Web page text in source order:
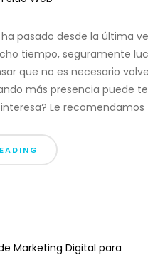
pasado desde la última
tiempo, seguramente
que no es necesario
más presencia puede
Le